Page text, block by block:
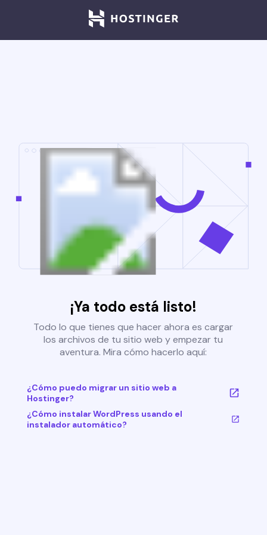
¡Ya todo está listo!
Todo lo que tienes que hacer ahora es cargar
los archivos de tu sitio web y empezar tu
aventura. Mira cómo hacerlo aquí:
¿Cómo puedo migrar un sitio web a
Hostinger?
¿Cómo instalar WordPress usando el
instalador automático?